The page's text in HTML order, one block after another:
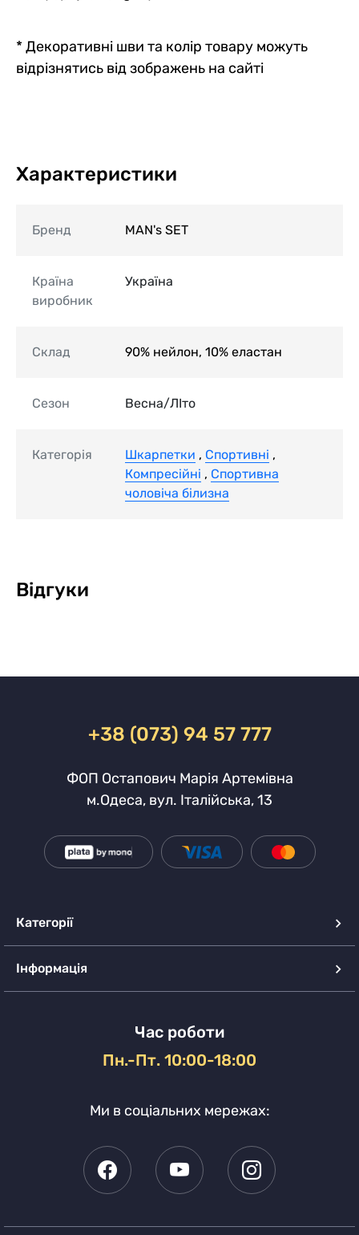
* Декоративні шви та колір товару можуть
відрізнятись від зображень на сайті
Характеристики
Бренд MAN's SET
Країна
виробник
Україна
Склад 90% нейлон, 10% еластан
Сезон Весна/ЛІто
Категорія Шкарпетки , Спортивні ,
Компресійні , Спортивна
чоловіча білизна
Відгуки
+38 (073) 94 57 777
ФОП Остапович Марія Артемівна
м.Одеса, вул. Італійська, 13
Категорії
Інформація
Час роботи
Пн.-Пт. 10:00-18:00
Ми в соціальних мережах: